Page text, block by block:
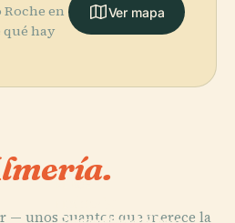
Roche en
qué hay
Ver mapa
— unos cuantos que merece la